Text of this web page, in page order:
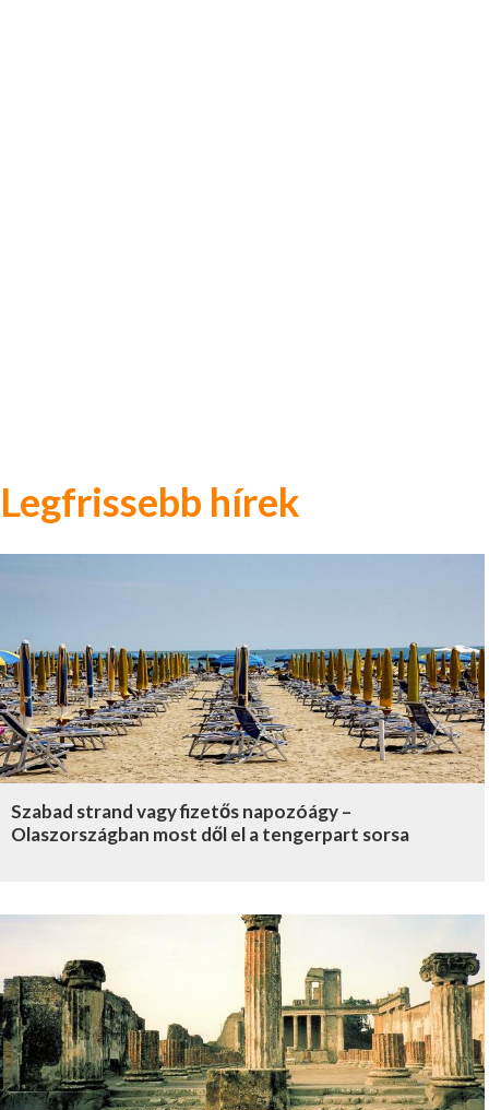
Legfrissebb hírek
Szabad strand vagy fizetős napozóágy –
Olaszországban most dől el a tengerpart sorsa